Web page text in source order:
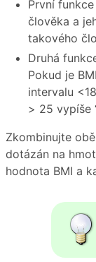
První
člověka a
takového
Druhá
Pokud je
intervalu
> 25 vypíše
Zkombinujte
dotázán na
hodnota BMI a